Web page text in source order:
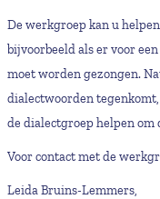
De werkgroep kan u
bijvoorbeeld als er voor
moet worden gezongen.
dialectwoorden
de dialectgroep helpen
Voor contact met de
Leida Bruins-Lemmers,